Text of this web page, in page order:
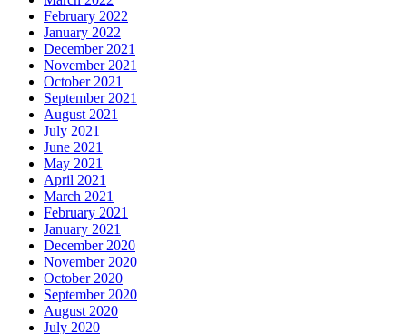
February 2022
January 2022
December 2021
November 2021
October 2021
September 2021
August 2021
July 2021
June 2021
May 2021
April 2021
March 2021
February 2021
January 2021
December 2020
November 2020
October 2020
September 2020
August 2020
July 2020